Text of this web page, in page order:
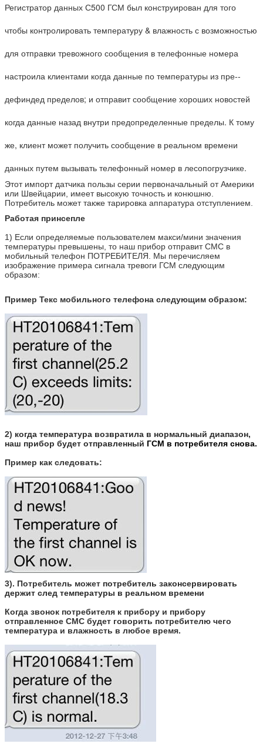
Регистратор данных С500 ГСМ был конструирован для того
чтобы контролировать температуру & влажность с возможностью
для отправки тревожного сообщения в телефонные номера
настроила клиентами когда данные по температуры из пре--
дефиндед пределов; и отправит сообщение хороших новостей
когда данные назад внутри предопределенные пределы. К тому
же, клиент может получить сообщение в реальном времени
данных путем вызывать телефонный номер в лесопогрузчике.
Этот импорт датчика пользы серии первоначальный от Америки
или Швейцарии, имеет высокую точность и конюшню.
Потребитель может также тарировка аппаратура отступлением.
Работая принсепле
1) Если определяемые пользователем макси/мини значения
температуры превышены, то наш прибор отправит СМС в
мобильный телефон ПОТРЕБИТЕЛЯ. Мы перечисляем
изображение примера сигнала тревоги ГСМ следующим
образом:
Пример Текс мобильного телефона следующим образом:
2) когда температура возвратила в нормальный диапазон,
наш прибор будет отправленный ГСМ в потребителя снова.
Пример как следовать:
3). Потребитель может потребитель законсервировать
держит след температуры в реальном времени
Когда звонок потребителя к прибору и прибору
отправленное СМС будет говорить потребителю чего
температура и влажность в любое время.